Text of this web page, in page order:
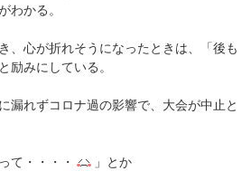
わかる。
、心が折れそうになったときは、「後も
励みにしている。
漏れずコロナ過の影響で、大会が中止と
て・・・・ 」とか